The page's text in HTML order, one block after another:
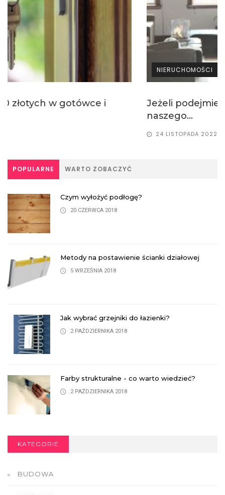
NIERUCHOMOŚCI
Jeżeli podejmiemy decyzję o zakupie
POPULARNE WARTO ZOBACZYĆ
Czym wyłożyć podłogę?
20 CZERWCA 2018
Metody na postawienie ścianki działowej
5 WRZEŚNIA 2018
Jak wybrać grzejniki do łazienki?
2 PAŹDZIERNIKA 2018
Farby strukturalne - co warto wiedzieć?
2 PAŹDZIERNIKA 2018
KATEGORIE
BUDOWA